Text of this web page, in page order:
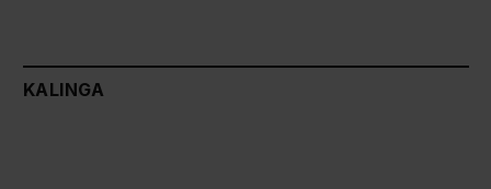
KALINGA